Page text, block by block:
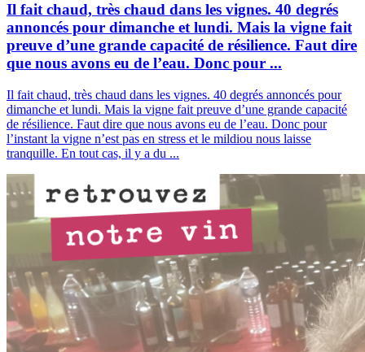
Il fait chaud, très chaud dans les vignes. 40 degrés
annoncés pour dimanche et lundi. Mais la vigne fait
preuve d’une grande capacité de résilience. Faut dire
que nous avons eu de l’eau. Donc pour ...
Il fait chaud, très chaud dans les vignes. 40 degrés annoncés pour
dimanche et lundi. Mais la vigne fait preuve d’une grande capacité
de résilience. Faut dire que nous avons eu de l’eau. Donc pour
l’instant la vigne n’est pas en stress et le mildiou nous laisse
tranquille. En tout cas, il y a du ...